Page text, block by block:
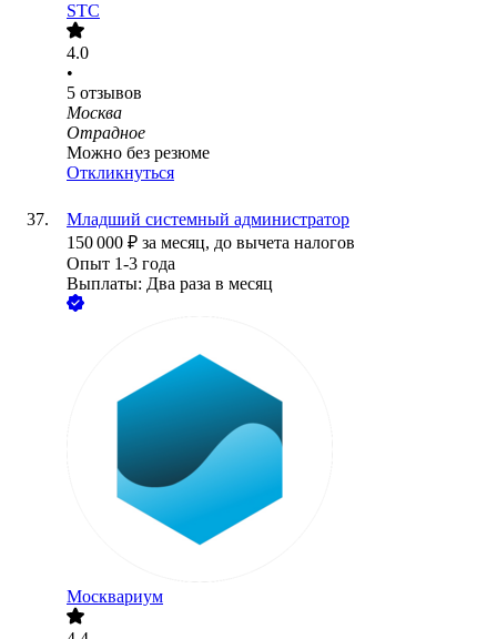
STC
4.0
•
5 отзывов
Москва
Отрадное
Можно без резюме
Откликнуться
Младший системный администратор
150 000 ₽ за месяц, до вычета налогов
Опыт 1-3 года
Выплаты: Два раза в месяц
Москвариум